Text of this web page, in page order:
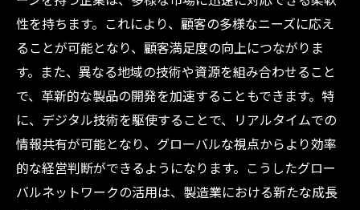
性を持ちます。これにより、顧客の多様なニーズに応え
ることが可能となり、顧客満足度の向上につながりま
す。また、異なる地域の技術や資源を組み合わせること
で、革新的な製品の開発を加速することもできます。特
に、デジタル技術を駆使することで、リアルタイムでの
情報共有が可能となり、グローバルな視点からより効率
的な経営判断ができるようになります。こうしたグロー
バルネットワークの活用は、製造業における新たな成長